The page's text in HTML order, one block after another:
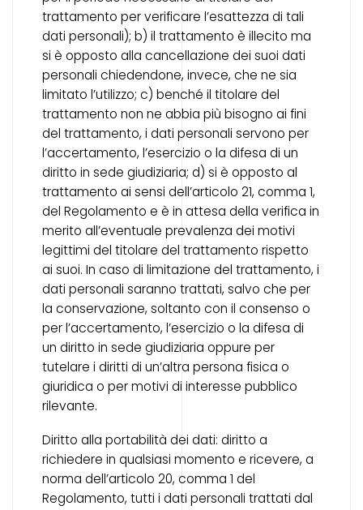
trattamento per verificare l’esattezza di tali
dati personali); b) il trattamento è illecito ma
si è opposto alla cancellazione dei suoi dati
personali chiedendone, invece, che ne sia
limitato l’utilizzo; c) benché il titolare del
trattamento non ne abbia più bisogno ai fini
del trattamento, i dati personali servono per
l’accertamento, l’esercizio o la difesa di un
diritto in sede giudiziaria; d) si è opposto al
trattamento ai sensi dell’articolo 21, comma 1,
del Regolamento e è in attesa della verifica in
merito all’eventuale prevalenza dei motivi
legittimi del titolare del trattamento rispetto
ai suoi. In caso di limitazione del trattamento, i
dati personali saranno trattati, salvo che per
la conservazione, soltanto con il consenso o
per l’accertamento, l’esercizio o la difesa di
un diritto in sede giudiziaria oppure per
tutelare i diritti di un’altra persona fisica o
giuridica o per motivi di interesse pubblico
rilevante.
Diritto alla portabilità dei dati: diritto a
richiedere in qualsiasi momento e ricevere, a
norma dell’articolo 20, comma 1 del
Regolamento, tutti i dati personali trattati dal